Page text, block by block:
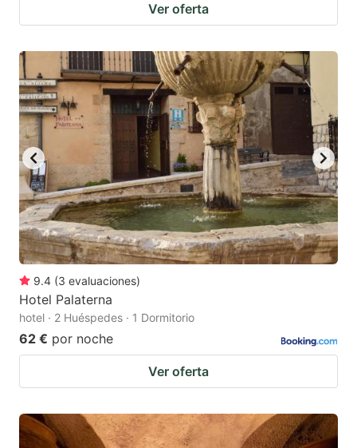
Ver oferta
9.4 (3 evaluaciones)
Hotel Palaterna
hotel · 2 Huéspedes · 1 Dormitorio
62 € por noche
Ver oferta